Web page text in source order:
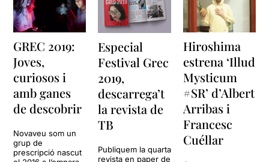
GREC 2019:
Joves,
curiosos i
amb ganes
de descobrir
Novaveu som un
grup de
prescripció nascut
Especial
Festival Grec
2019,
descarrega’t
la revista de
TB
Publiquem la quarta
revista en paper de
Hiroshima
estrena ‘Illud
Mysticum
#SR’ d’Albert
Arribas i
Francesc
Cuéllar